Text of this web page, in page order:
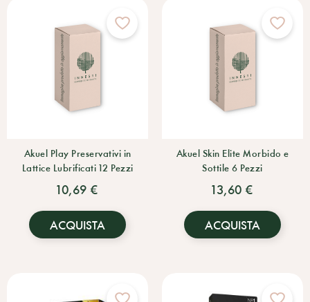
Akuel Play Preservativi in
Lattice Lubrificati 12 Pezzi
10,69 €
ACQUISTA
Akuel Skin Elite Morbido e
Sottile 6 Pezzi
13,60 €
ACQUISTA